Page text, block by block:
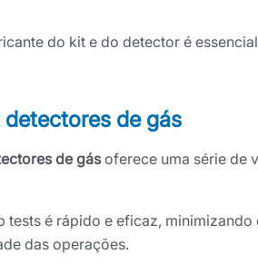
do kit e do detector é
de gás
de gásoferece uma série de
tests é rápido e eficaz, minimizando
das operações.